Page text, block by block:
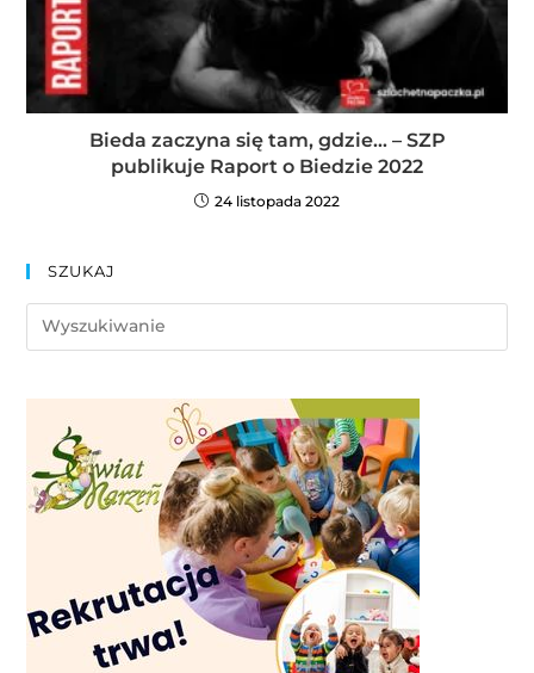
Bieda zaczyna się tam, gdzie… – SZP
publikuje Raport o Biedzie 2022
24 listopada 2022
SZUKAJ